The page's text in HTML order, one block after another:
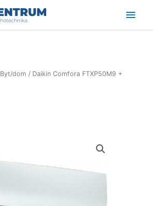
Byt/dom / Daikin Comfora FTXP50M9 +